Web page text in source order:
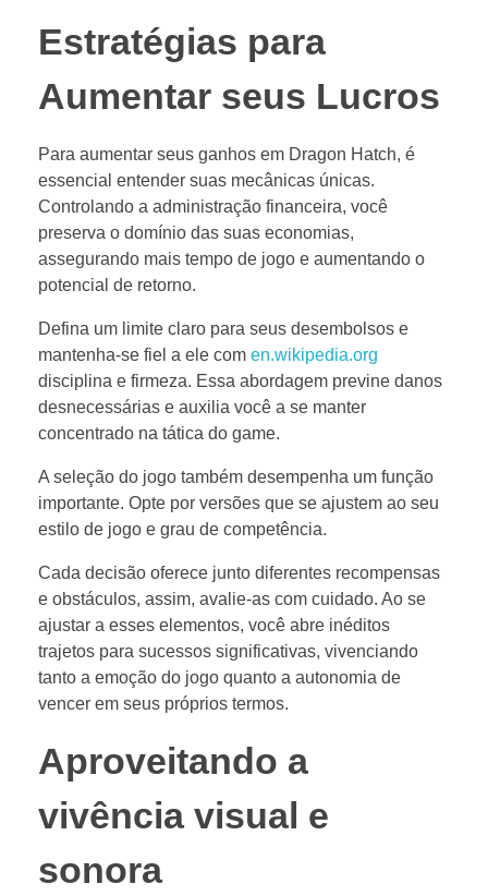
Estratégias para
Aumentar seus Lucros
Para aumentar seus ganhos em Dragon Hatch, é
essencial entender suas mecânicas únicas.
Controlando a administração financeira, você
preserva o domínio das suas economias,
assegurando mais tempo de jogo e aumentando o
potencial de retorno.
Defina um limite claro para seus desembolsos e
mantenha-se fiel a ele com en.wikipedia.org
disciplina e firmeza. Essa abordagem previne danos
desnecessárias e auxilia você a se manter
concentrado na tática do game.
A seleção do jogo também desempenha um função
importante. Opte por versões que se ajustem ao seu
estilo de jogo e grau de competência.
Cada decisão oferece junto diferentes recompensas
e obstáculos, assim, avalie-as com cuidado. Ao se
ajustar a esses elementos, você abre inéditos
trajetos para sucessos significativas, vivenciando
tanto a emoção do jogo quanto a autonomia de
vencer em seus próprios termos.
Aproveitando a
vivência visual e
sonora